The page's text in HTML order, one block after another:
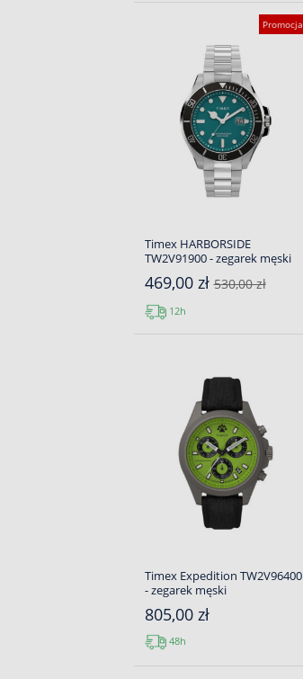
Promocja
Timex HARBORSIDE
TW2V91900 - zegarek męski
469,00 zł530,00 zł
12h
Timex Expedition TW2V96400
- zegarek męski
805,00 zł
48h